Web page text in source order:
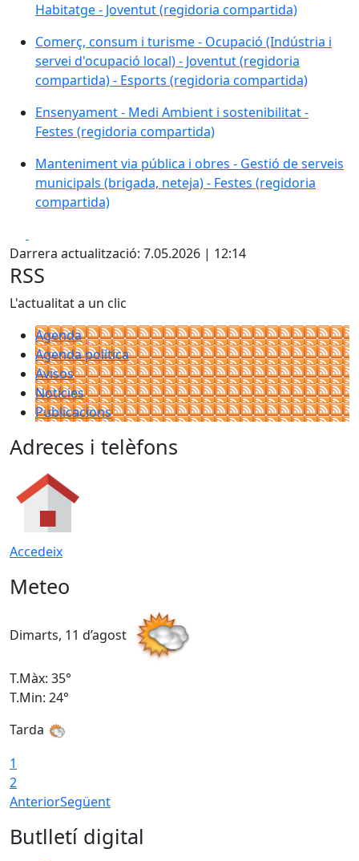
Habitatge - Joventut (regidoria compartida)
Comerç, consum i turisme - Ocupació (Indústria i
Comerç, consum i turisme - Ocupació (Indústria i
servei d'ocupació local) - Joventut (regidoria
compartida) - Esports (regidoria compartida)
Ensenyament - Medi Ambient i sostenibilitat -
Ensenyament - Medi Ambient i sostenibilitat -
Festes (regidoria compartida)
Manteniment via pública i obres - Gestió de serveis
Manteniment via pública i obres - Gestió de serveis
municipals (brigada, neteja) - Festes (regidoria
compartida)
Darrera actualització: 7.05.2026 | 12:14
RSS
L'actualitat a un clic
Agenda
Agenda política
Avisos
Notícies
Publicacions
Adreces i telèfons
Accedeix
Meteo
Dimarts, 11 d’agost
T.Màx: 35°
T.Min: 24°
Tarda
1
2
AnteriorSegüent
Butlletí digital